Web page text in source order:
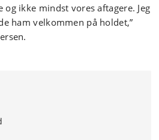
ikke mindst vores aftagere. Jeg
ham velkommen på holdet,”